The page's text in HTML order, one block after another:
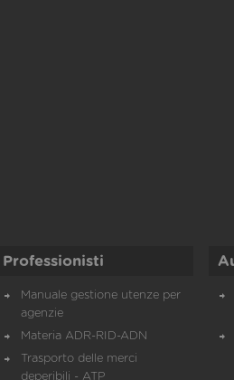
Professionisti
Manuale gestione utenze per
agenzie
Materia ADR-RID-ADN
Trasporto delle merci
deperibili - ATP